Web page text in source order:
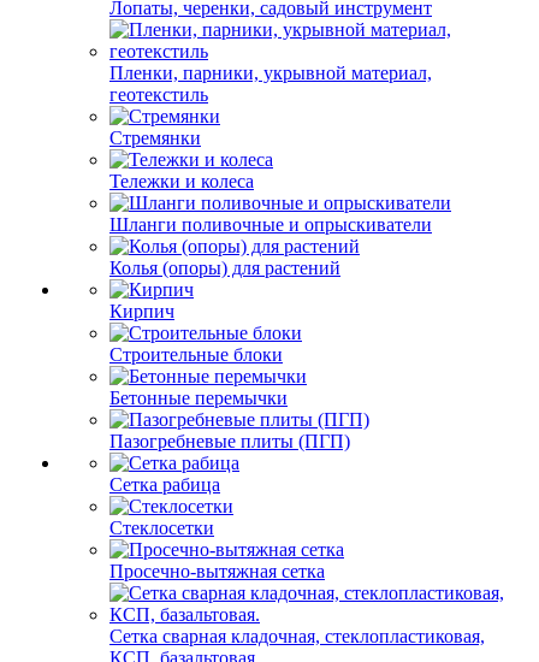
Лопаты, черенки, садовый инструмент
Пленки, парники, укрывной материал,
геотекстиль
Стремянки
Тележки и колеса
Шланги поливочные и опрыскиватели
Колья (опоры) для растений
Кирпич
Строительные блоки
Бетонные перемычки
Пазогребневые плиты (ПГП)
Сетка рабица
Стеклосетки
Просечно-вытяжная сетка
Сетка сварная кладочная, стеклопластиковая,
КСП, базальтовая.